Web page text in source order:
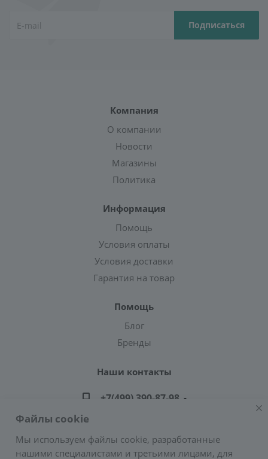
Компания
О компании
Новости
Магазины
Политика
Информация
Помощь
Условия оплаты
Условия доставки
Гарантия на товар
Помощь
Блог
Бренды
Наши контакты
+7(499) 390-87-98
Адрес: г. Москва, ул. Подольских Курсантов,
Файлы cookie
Мы используем файлы cookie, разработанные
нашими специалистами и третьими лицами, для